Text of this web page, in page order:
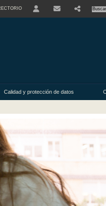
Calidad y protección de datos